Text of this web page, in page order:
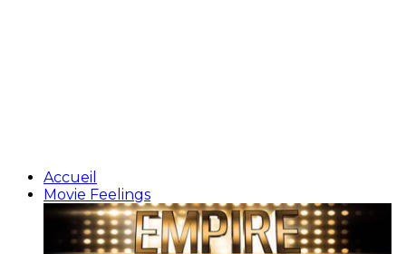
Accueil
Movie Feelings